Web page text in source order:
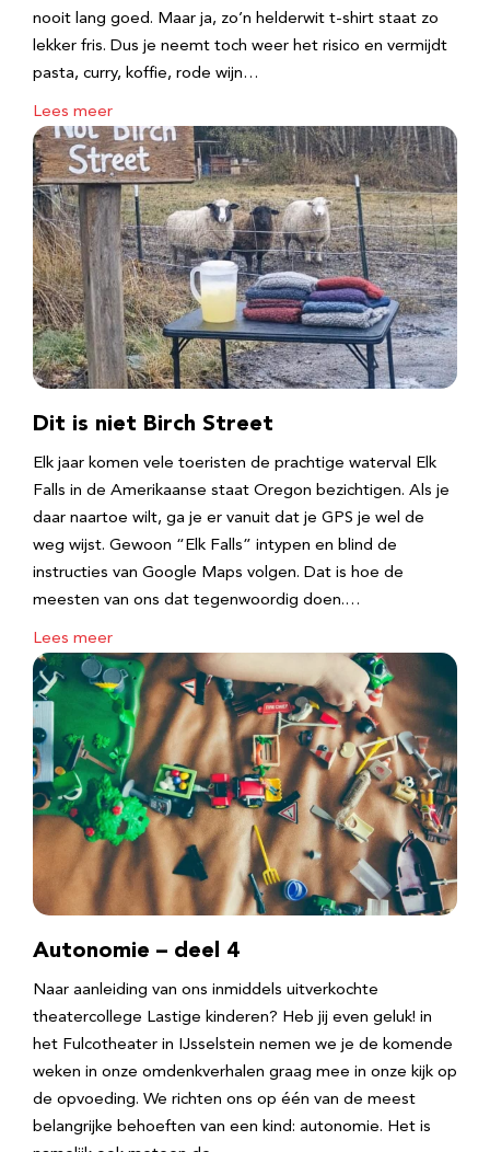
nooit lang goed. Maar ja, zo’n helderwit t-shirt staat zo
lekker fris. Dus je neemt toch weer het risico en vermijdt
pasta, curry, koffie, rode wijn…
Lees meer
Dit is niet Birch Street
Elk jaar komen vele toeristen de prachtige waterval Elk
Falls in de Amerikaanse staat Oregon bezichtigen. Als je
daar naartoe wilt, ga je er vanuit dat je GPS je wel de
weg wijst. Gewoon “Elk Falls” intypen en blind de
instructies van Google Maps volgen. Dat is hoe de
meesten van ons dat tegenwoordig doen.…
Lees meer
Autonomie – deel 4
Naar aanleiding van ons inmiddels uitverkochte
theatercollege Lastige kinderen? Heb jij even geluk! in
het Fulcotheater in IJsselstein nemen we je de komende
weken in onze omdenkverhalen graag mee in onze kijk op
de opvoeding. We richten ons op één van de meest
belangrijke behoeften van een kind: autonomie. Het is